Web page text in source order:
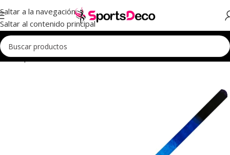
Saltar a la navegación
Saltar al contenido principal
Aparatos Cintas Cintas Chacott Cintas Multicolor Chacott